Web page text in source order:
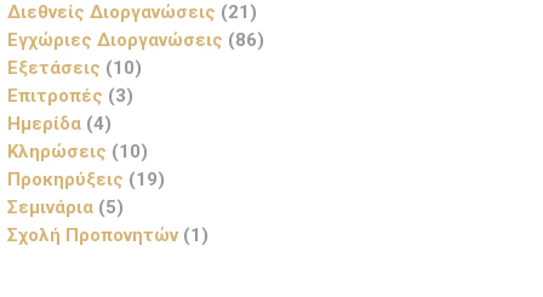
Διεθνείς Διοργανώσεις (21)
Εγχώριες Διοργανώσεις (86)
Εξετάσεις (10)
Επιτροπές (3)
Ημερίδα (4)
Κληρώσεις (10)
Προκηρύξεις (19)
Σεμινάρια (5)
Σχολή Προπονητών (1)